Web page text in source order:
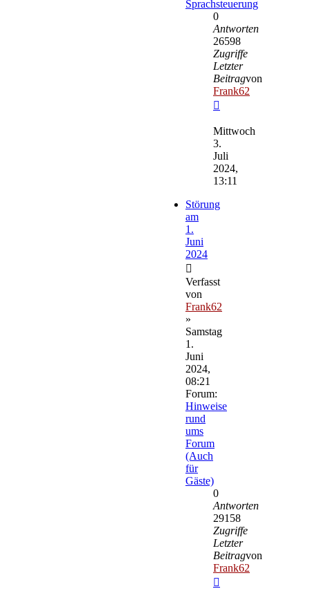
Sprachsteuerung
0
Antworten
26598
Zugriffe
Letzter
Beitragvon
Frank62
Beitrag
Mittwoch
3.
Juli
2024,
13:11
Störung
am
1.
Juni
2024
Verfasst
von
Frank62
»
Samstag
1.
Juni
2024,
08:21
Forum:
Hinweise
rund
ums
Forum
(Auch
für
Gäste)
0
Antworten
29158
Zugriffe
Letzter
Beitragvon
Frank62